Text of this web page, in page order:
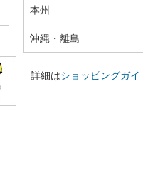
本州
沖縄・離島
詳細はショッピングガイ